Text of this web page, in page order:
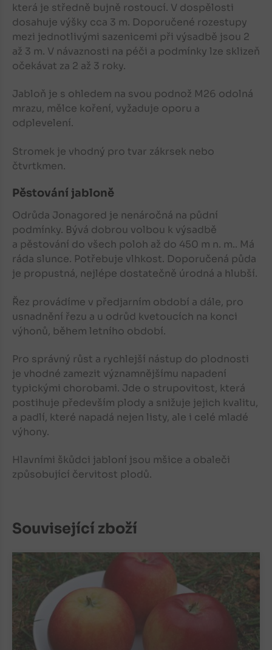
která je středně bujně rostoucí. V dospělosti
dosahuje výšky cca 3 m. Doporučené rozestupy
mezi jednotlivými sazenicemi při výsadbě jsou 2
až 3 m. V návaznosti na péči a podmínky lze sklizeň
očekávat za 2 až 3 roky.
Jabloň je s ohledem na svou podnož M26 odolná
mrazu, mělce koření, vyžaduje oporu a
odplevelení.
Stromek je vhodný pro tvar zákrsek nebo
čtvrtkmen.
Pěstování jabloně
Odrůda Jonagored je nenáročná na půdní
podmínky. Bývá dobrou volbou k výsadbě
a pěstování do všech poloh až do 450 m n. m.. Má
ráda slunce. Potřebuje vlhkost. Doporučená půda
je propustná, nejlépe dostatečně úrodná a hlubší.
Řez provádíme v předjarním období a dále, pro
usnadnění řezu a u odrůd kvetoucích na konci
výhonů, během letního období.
Pro správný růst a rychlejší nástup do plodnosti
je vhodné zamezit významnějšímu napadení
typickými chorobami. Jde o strupovitost, která
postihuje především plody a snižuje jejich kvalitu,
a padlí, které napadá nejen listy, ale i celé mladé
výhony.
Hlavními škůdci jabloní jsou mšice a obaleči
způsobující červitost plodů.
Související zboží